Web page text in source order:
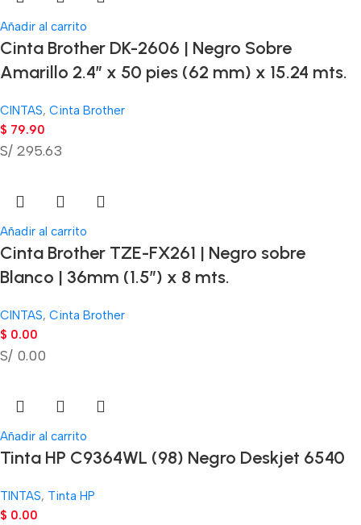
Añadir al carrito
Cinta Brother DK-2606 | Negro Sobre
Amarillo 2.4″ x 50 pies (62 mm) x 15.24 mts.
CINTAS, Cinta Brother
$ 79.90
S/ 295.63
Añadir al carrito
Cinta Brother TZE-FX261 | Negro sobre
Blanco | 36mm (1.5″) x 8 mts.
CINTAS, Cinta Brother
$ 0.00
S/ 0.00
Añadir al carrito
Tinta HP C9364WL (98) Negro Deskjet 6540
TINTAS, Tinta HP
$ 0.00